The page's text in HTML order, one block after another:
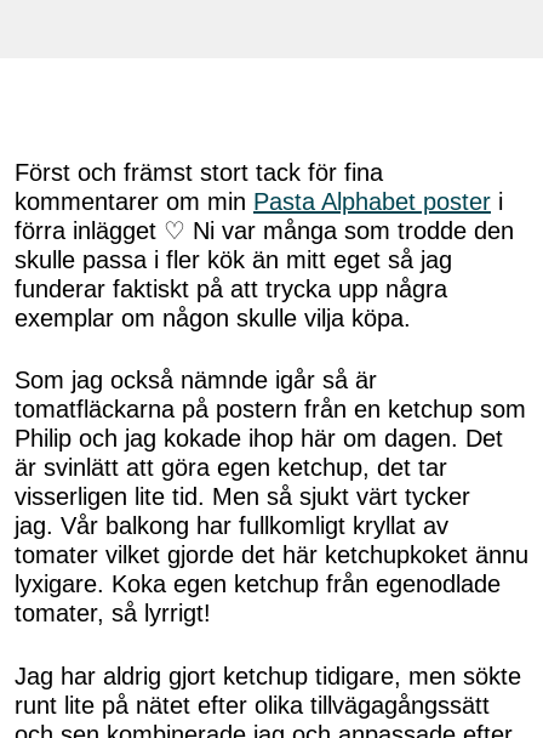
Först och främst stort tack för fina
kommentarer om min Pasta Alphabet poster i
förra inlägget ♡ Ni var många som trodde den
skulle passa i fler kök än mitt eget så jag
funderar faktiskt på att trycka upp några
exemplar om någon skulle vilja köpa.
Som jag också nämnde igår så är
tomatfläckarna på postern från en ketchup som
Philip och jag kokade ihop här om dagen. Det
är svinlätt att göra egen ketchup, det tar
visserligen lite tid. Men så sjukt värt tycker
jag. Vår balkong har fullkomligt kryllat av
tomater vilket gjorde det här ketchupkoket ännu
lyxigare. Koka egen ketchup från egenodlade
tomater, så lyrrigt!
Jag har aldrig gjort ketchup tidigare, men sökte
runt lite på nätet efter olika tillvägagångssätt